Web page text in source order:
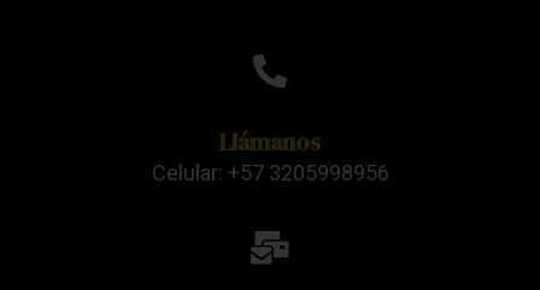
Llámanos
Celular: +57 3205998956